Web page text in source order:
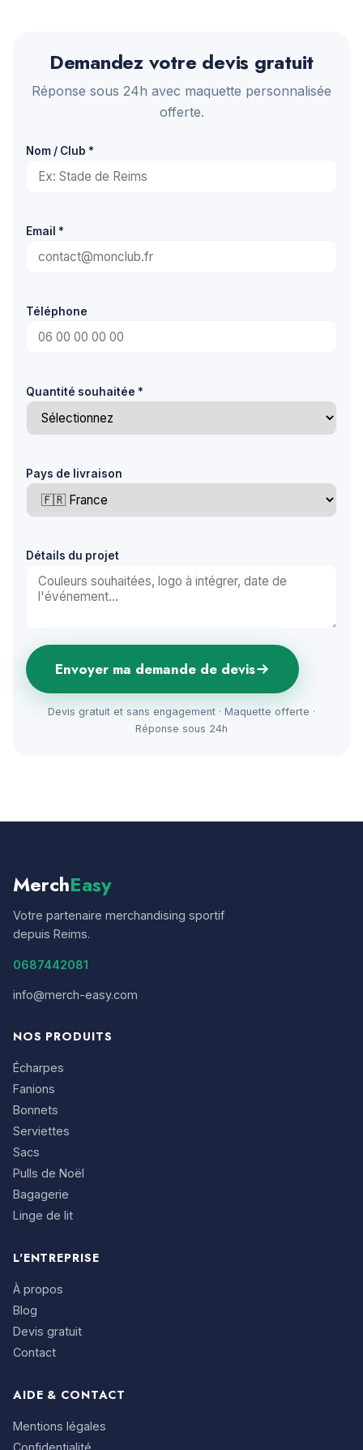
Demandez votre devis gratuit
Réponse sous 24h avec maquette personnalisée
offerte.
Nom / Club *
Email *
Téléphone
Quantité souhaitée *
Pays de livraison
Détails du projet
Envoyer ma demande de devis
Devis gratuit et sans engagement · Maquette offerte ·
Réponse sous 24h
MerchEasy
Votre partenaire merchandising sportif
depuis Reims.
0687442081
info@merch-easy.com
NOS PRODUITS
Écharpes
Fanions
Bonnets
Serviettes
Sacs
Pulls de Noël
Bagagerie
Linge de lit
L'ENTREPRISE
À propos
Blog
Devis gratuit
Contact
AIDE & CONTACT
Mentions légales